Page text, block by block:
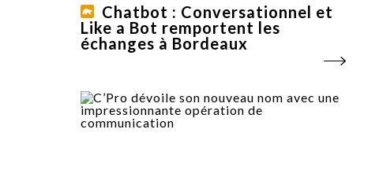
Chatbot : Conversationnel et
Like a Bot remportent les
échanges à Bordeaux